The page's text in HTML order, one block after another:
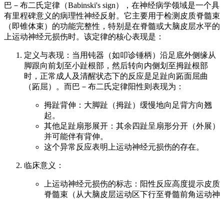
巴－布二氏定律（Babinski's sign），在神经病学领域是一个具
有里程碑意义的病理性神经反射。它主要用于检测皮质脊髓束
（即锥体束）的功能完整性，特别是在脊髓或大脑皮层水平的
上运动神经元损伤时。该定律的核心表现是：
定义与表现：当用钝器（如叩诊锤柄）沿足底外侧缘从
脚跟向前划至小趾根部，然后转向内侧划至拇趾根部
时，正常成人及清醒状态下的反应是足趾向跖面屈曲
（跖屈）。而巴－布二氏定律阳性则表现为：
拇趾背伸：大脚趾（拇趾）缓慢地向足背方向翘
起。
其他足趾扇形展开：其余四趾呈扇形分开（外展）
并可能伴有背伸。
这个异常反应表明上运动神经元损伤的存在。
临床意义：
上运动神经元损伤的标志：阳性反应高度提示皮质
脊髓束（从大脑皮层运动区下行至脊髓前角运动神